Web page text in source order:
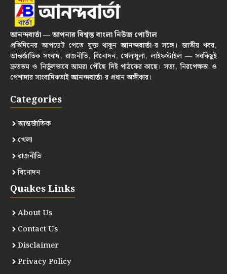
আনন্দবার্তা — আপনার বিশ্বস্ত বাংলা নিউজ পোর্টাল
প্রতিদিনের আপডেট পেতে যুক্ত থাকুনআনন্দবার্তা-র সঙ্গে। জাতীয় খবর,
আন্তর্জাতিক সংবাদ, রাজনীতি, বিনোদন, খেলাধুলা, লাইফস্টাইল — সবকিছুই
দ্রুততম ও নির্ভুলভাবে আমরা পৌঁছে দিই পাঠকের কাছে। সত্য, নিরপেক্ষতা ও
পেশাদার সাংবাদিকতাইআনন্দবার্তা-র প্রধান অঙ্গীকার।
Categories
আন্তর্জাতিক
খেলা
রাজনীতি
বিনোদন
Quakes Links
About Us
Contact Us
Disclaimer
Privacy Policy